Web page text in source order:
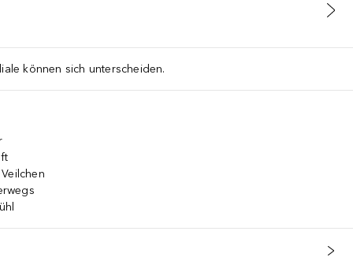
können sich unterscheiden.